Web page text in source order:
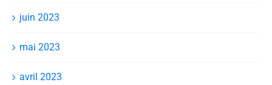
juin 2023
mai 2023
avril 2023